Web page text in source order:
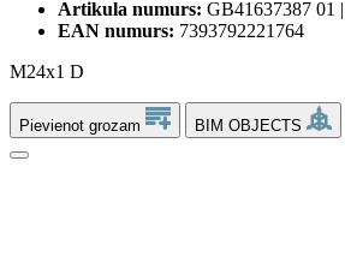
Artikula numurs: GB41637387 01 |
EAN numurs: 7393792221764
M24x1 D
Pievienot grozam BIM OBJECTS